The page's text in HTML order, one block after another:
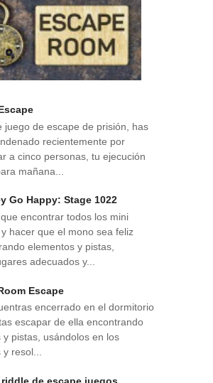
juego de escape de prisión, has
recientemente por
a cinco personas, tu ejecución
mañana...
Go Happy: Stage 1022
encontrar todos los mini
hacer que el mono sea feliz
elementos y pistas,
adecuados y...
Escape
encerrado en el dormitorio
escapar de ella encontrando
y pistas, usándolos en los
y resol...